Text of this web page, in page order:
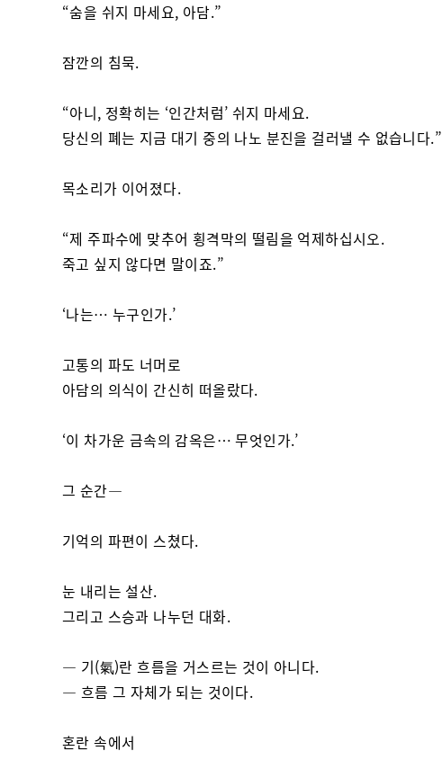
“숨을 쉬지 마세요, 아담.”
잠깐의 침묵.
“아니, 정확히는 ‘인간처럼’ 쉬지 마세요.
당신의 폐는 지금 대기 중의 나노 분진을 걸러낼 수 없습니다.”
목소리가 이어졌다.
“제 주파수에 맞추어 횡격막의 떨림을 억제하십시오.
죽고 싶지 않다면 말이죠.”
‘나는… 누구인가.’
고통의 파도 너머로
아담의 의식이 간신히 떠올랐다.
‘이 차가운 금속의 감옥은… 무엇인가.’
그 순간—
기억의 파편이 스쳤다.
눈 내리는 설산.
그리고 스승과 나누던 대화.
― 기(氣)란 흐름을 거스르는 것이 아니다.
― 흐름 그 자체가 되는 것이다.
혼란 속에서